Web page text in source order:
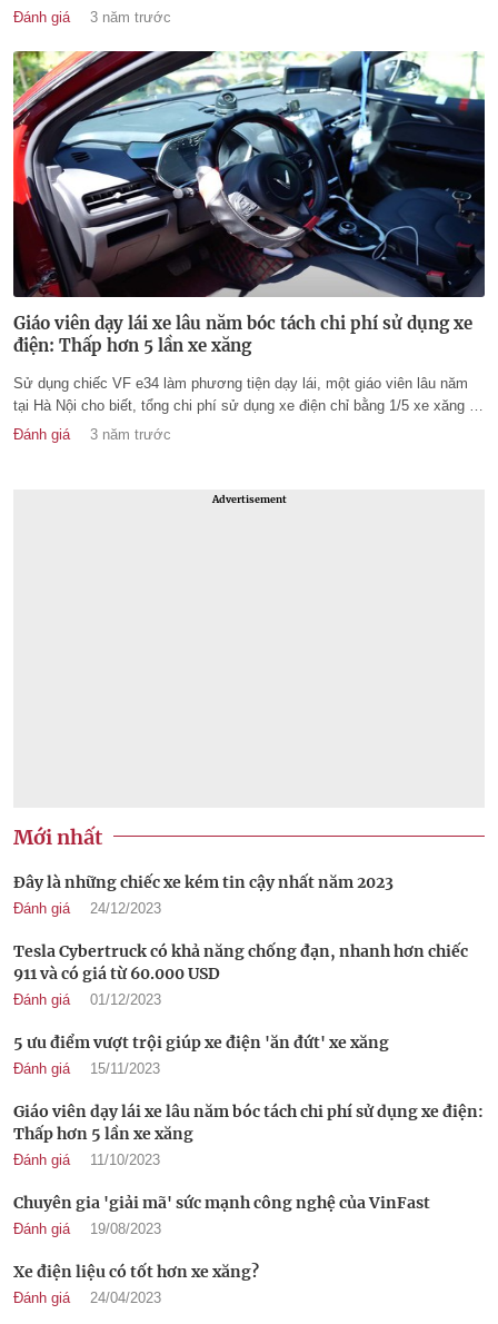
mãi tốt hơn là 5 điểm vượt trội giúp xe điện đang thắng thế xe xăng trên
Đánh giá 3 năm trước
Giáo viên dạy lái xe lâu năm bóc tách chi phí sử dụng xe
điện: Thấp hơn 5 lần xe xăng
Sử dụng chiếc VF e34 làm phương tiện dạy lái, một giáo viên lâu năm
tại Hà Nội cho biết, tổng chi phí sử dụng xe điện chỉ bằng 1/5 xe xăng và
sau 2 năm đã có thể thu hồi vốn. Nhiều học viên sau khóa học cũng từ
Đánh giá 3 năm trước
Advertisement
Mới nhất
Đây là những chiếc xe kém tin cậy nhất năm 2023
Đánh giá 24/12/2023
Tesla Cybertruck có khả năng chống đạn, nhanh hơn chiếc
911 và có giá từ 60.000 USD
Đánh giá 01/12/2023
5 ưu điểm vượt trội giúp xe điện 'ăn đứt' xe xăng
Đánh giá 15/11/2023
Giáo viên dạy lái xe lâu năm bóc tách chi phí sử dụng xe điện:
Thấp hơn 5 lần xe xăng
Đánh giá 11/10/2023
Chuyên gia 'giải mã' sức mạnh công nghệ của VinFast
Đánh giá 19/08/2023
Xe điện liệu có tốt hơn xe xăng?
Đánh giá 24/04/2023